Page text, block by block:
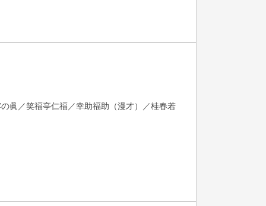
眞／笑福亭仁福／幸助福助（漫才）／桂春若